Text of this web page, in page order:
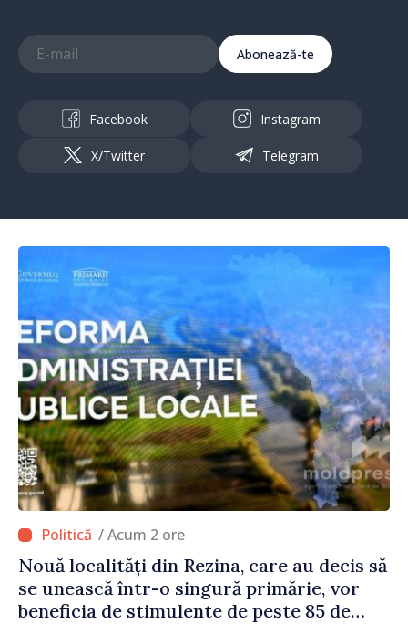
Abonează-te
Facebook Instagram
X/Twitter Telegram
/ Acum 2 ore
Nouă localități din Rezina, care au decis să
se unească într-o singură primărie, vor
beneficia de stimulente de peste 85 de